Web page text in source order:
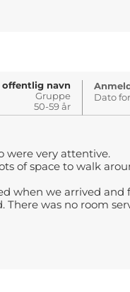
offentlig navn
Gruppe
50-59 år
Dato
were very attentive.
of space to walk
when we arrived
There was no room